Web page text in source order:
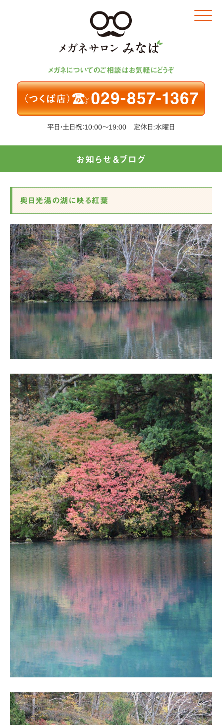
メガネについてのご相談はお気軽にどうぞ
平日・土日祝：10:00～19:00 定休日:水曜日
Click
お知らせ＆ブログ
奥日光湯の湖に映る紅葉